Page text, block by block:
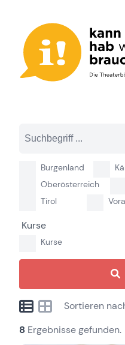
springen
Burgenland
Oberösterreich
Tirol
Kurse
Kurse
Sortieren
8 Ergebnisse gefunden.